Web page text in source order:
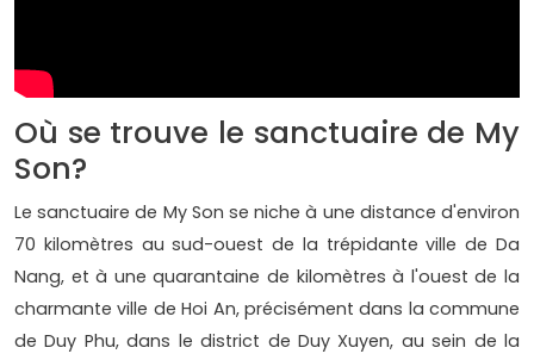
Où se trouve le sanctuaire de My
Son?
Le sanctuaire de My Son se niche à une distance d'environ
70 kilomètres au sud-ouest de la trépidante ville de Da
Nang, et à une quarantaine de kilomètres à l'ouest de la
charmante ville de Hoi An, précisément dans la commune
de Duy Phu, dans le district de Duy Xuyen, au sein de la